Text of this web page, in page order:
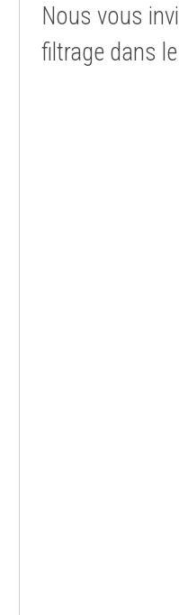
Nous vous
filtrage dans